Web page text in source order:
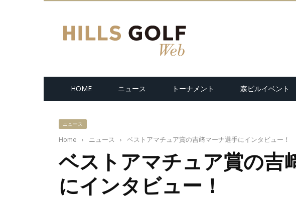
HOME ニュース トーナメント 森ビルイベント
ニュース
Home › ニュース › ベストアマチュア賞の吉﨑マーナ選手にインタビュー！
ベストアマチュア賞の吉
にインタビュー！